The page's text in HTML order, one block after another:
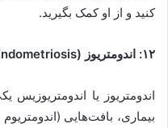
کنید و از او کمک بگیرید.
۱۲: اندومتریوز (Endometriosis)
اندومتریوز یا